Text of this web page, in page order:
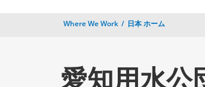
Where We Work 日本 ホーム